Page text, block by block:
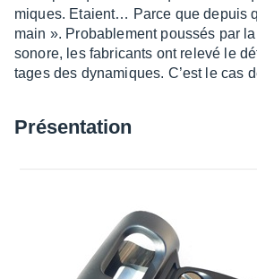
miques. Etaient… Parce que depuis
main ». Proba­ble­ment pous­sés par
sonore, les fabri­cants ont relevé le
tages des dyna­miques. C’est le cas
Présen­ta­tion